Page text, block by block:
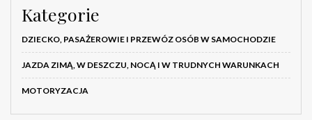
Kategorie
DZIECKO, PASAŻEROWIE I PRZEWÓZ OSÓB W SAMOCHODZIE
JAZDA ZIMĄ, W DESZCZU, NOCĄ I W TRUDNYCH WARUNKACH
MOTORYZACJA